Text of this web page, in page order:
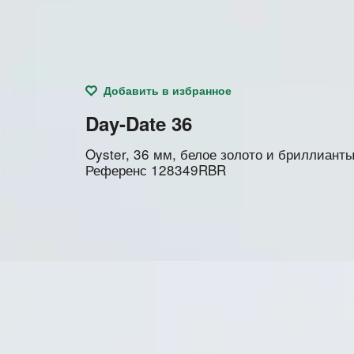
Добавить в избранное
Day-Date 36
Oyster, 36 мм, белое золото и бриллианты
Референс 128349RBR